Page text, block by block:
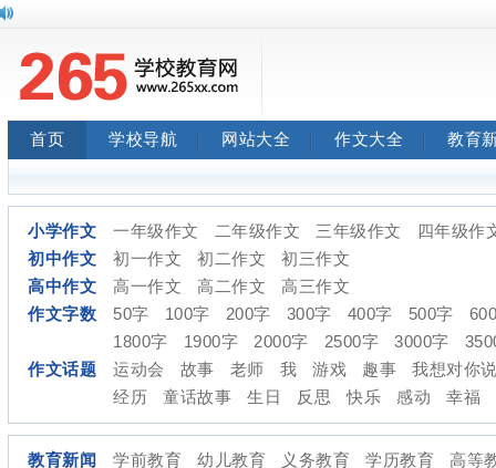
首页 学校导航 网站大全 作文大全 教育
小学作文 一年级作文 二年级作文 三年级作文
四年级作
初中作文
初一作文 初二作文
初三作文
高中作文
高一作文 高二作文
高三作文
作文字数
50字 100字 200字 300字 400字 500字
1800字
1900字 2000字 2500字 3000字
作文话题
运动会 故事 老师 我 游戏 趣事
我想对你
经历
童话故事 生日 反思 快乐 感动 幸福
教育新闻 学前教育 幼儿教育 义务教育 学历教育
高等